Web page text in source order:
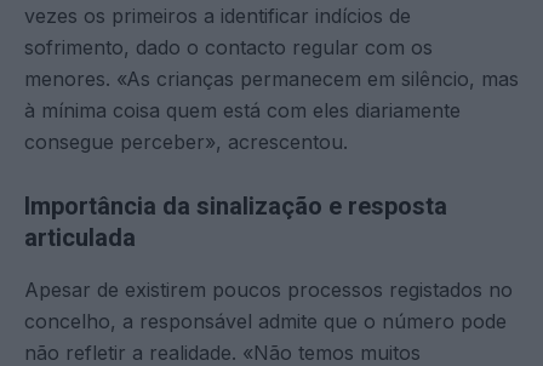
vezes os primeiros a identificar indícios de
sofrimento, dado o contacto regular com os
menores. «As crianças permanecem em silêncio, mas
à mínima coisa quem está com eles diariamente
consegue perceber», acrescentou.
Importância da sinalização e resposta
articulada
Apesar de existirem poucos processos registados no
concelho, a responsável admite que o número pode
não refletir a realidade. «Não temos muitos